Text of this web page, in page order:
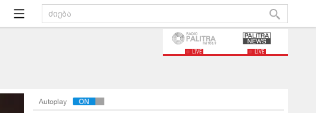
LIVE LIVE
Autoplay